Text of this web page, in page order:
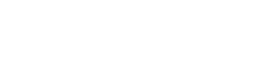
novedades del mercado de La Liga